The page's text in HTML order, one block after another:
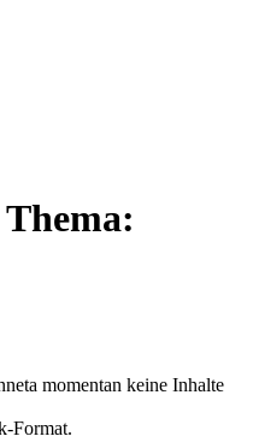
momentan keine Inhalte
Format.